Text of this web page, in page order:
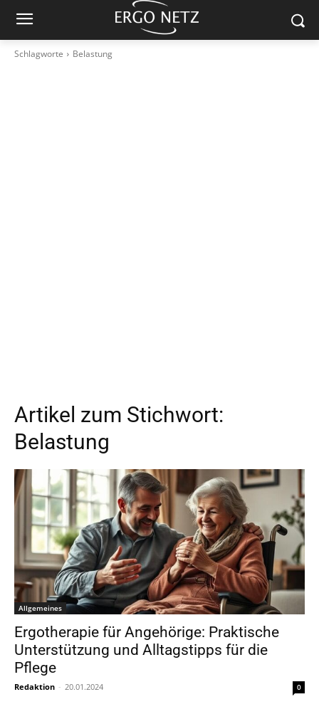
Schlagworte Belastung
Artikel zum Stichwort:
Belastung
Allgemeines
Ergotherapie für Angehörige: Praktische
Unterstützung und Alltagstipps für die
Pflege
Redaktion - 20.01.2024 0